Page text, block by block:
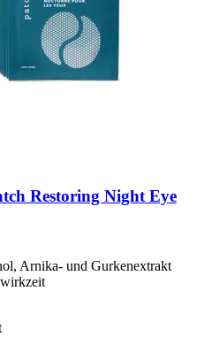
Restoring Night Eye
Arnika- und Gurkenextrakt